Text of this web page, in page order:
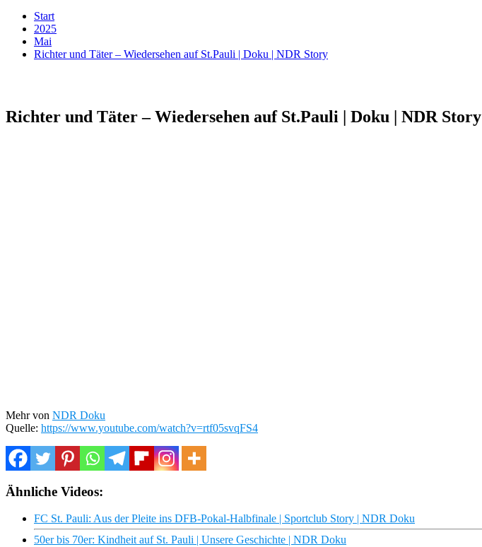
Start
2025
Mai
Richter und Täter – Wiedersehen auf St.Pauli | Doku | NDR Story
Richter und Täter – Wiedersehen auf St.Pauli | Doku | NDR Story
Mehr von NDR Doku
Quelle: https://www.youtube.com/watch?v=rtf05svqFS4
Ähnliche Videos:
FC St. Pauli: Aus der Pleite ins DFB-Pokal-Halbfinale | Sportclub Story | NDR Doku
50er bis 70er: Kindheit auf St. Pauli | Unsere Geschichte | NDR Doku